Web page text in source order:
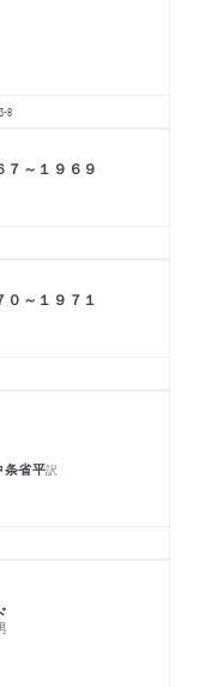
8
～１９６９
～１９７１
条省平訳